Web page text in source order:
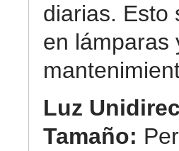
diarias. Esto
en lámparas
Luz
Tamaño: